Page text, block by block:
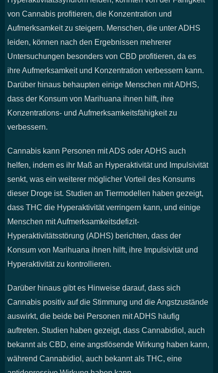
von Cannabis profitieren, die Konzentration und
Aufmerksamkeit zu steigern. Menschen, die unter ADHS
leiden, können nach den Ergebnissen mehrerer
Untersuchungen besonders von CBD profitieren, da es
ihre Aufmerksamkeit und Konzentration verbessern kann.
Darüber hinaus behaupten einige Menschen mit ADHS,
dass der Konsum von Marihuana ihnen hilft, ihre
Konzentrations- und Aufmerksamkeitsfähigkeit zu
verbessern.
Cannabis kann Personen mit ADS oder ADHS auch
helfen, indem es ihr Maß an Hyperaktivität und Impulsivität
senkt, was ein weiterer möglicher Vorteil des Konsums
dieser Droge ist. Studien an Tiermodellen haben gezeigt,
dass THC die Hyperaktivität verringern kann, und einige
Menschen mit Aufmerksamkeitsdefizit-
Hyperaktivitätsstörung (ADHS) berichten, dass der
Konsum von Marihuana ihnen hilft, ihre Impulsivität und
Hyperaktivität zu kontrollieren.
Darüber hinaus gibt es Hinweise darauf, dass sich
Cannabis positiv auf die Stimmung und die Angstzustände
auswirkt, die beide bei Personen mit ADHS häufig
auftreten. Studien haben gezeigt, dass Cannabidiol, auch
bekannt als CBD, eine angstlösende Wirkung haben kann,
während Cannabidiol, auch bekannt als THC, eine